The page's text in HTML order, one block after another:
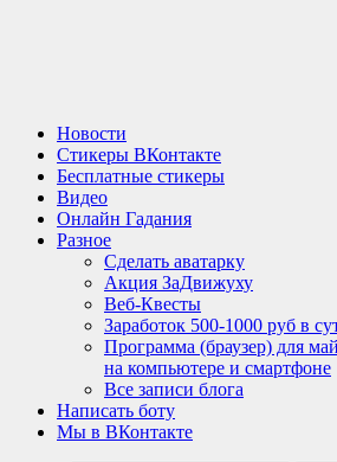
Новости
Стикеры ВКонтакте
Бесплатные стикеры
Видео
Онлайн Гадания
Разное
Сделать аватарку
Акция ЗаДвижуху
Веб-Квесты
Заработок 500-1000 руб в
Программа (браузер) для
на компьютере и смартфоне
Все записи блога
Написать боту
Мы в ВКонтакте